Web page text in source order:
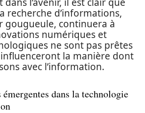
recherche d’informations,
gougueule, continuera à
numériques et
ne sont pas prêtes
influenceront la manière dont
avec l’information.
émergentes dans la technologie